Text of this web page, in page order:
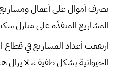
بصرف أموال على أعمال ومشاريع
المشاريع المنفذّة على منازل
ارتفعت أعداد المشاريع في قطاع
الحيوانية بشكل طفيف، لا يزال